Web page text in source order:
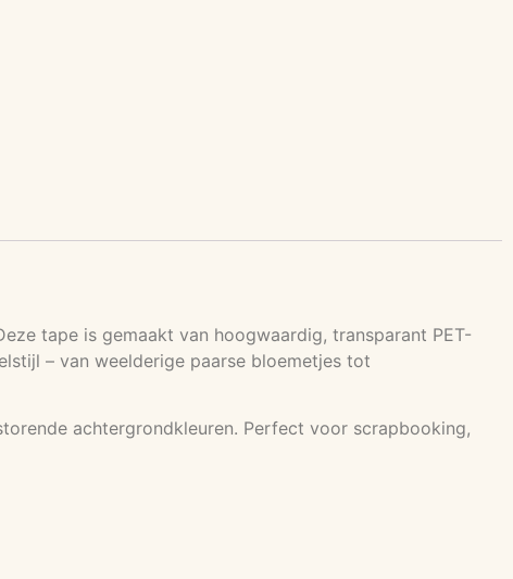
tape is gemaakt van hoogwaardig, transparant PET-
– van weelderige paarse bloemetjes tot
achtergrondkleuren. Perfect voor scrapbooking,